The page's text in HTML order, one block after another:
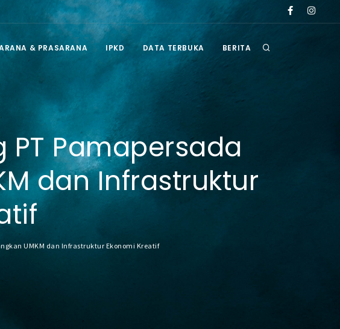
Kabupaten Berau tahun 2026 Pengumuman Hasil Seleksi Administrasi Selter
& PRASARANA IPKD DATA TERBUKA BERITA
Pamapersada
dan Infrastruktur
UMKM dan Infrastruktur Ekonomi Kreatif